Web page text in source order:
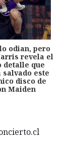
odian, pero
revela el
detalle que
salvado este
disco de
Maiden